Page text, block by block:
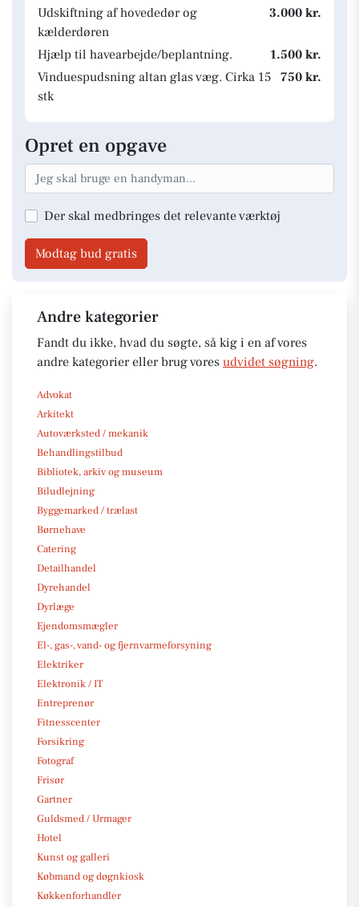
Udskiftning af hovededør og
kælderdøren
3.000 kr.
Hjælp til havearbejde/beplantning.
1.500 kr.
Vinduespudsning altan glas væg. Cirka 15
stk
750 kr.
Opret en opgave
Der skal medbringes det relevante værktøj
Modtag bud gratis
Andre kategorier
Fandt du ikke, hvad du søgte, så kig i en af vores
andre kategorier eller brug vores udvidet søgning.
Advokat
Arkitekt
Autoværksted / mekanik
Behandlingstilbud
Bibliotek, arkiv og museum
Biludlejning
Byggemarked / trælast
Børnehave
Catering
Detailhandel
Dyrehandel
Dyrlæge
Ejendomsmægler
El-, gas-, vand- og fjernvarmeforsyning
Elektriker
Elektronik / IT
Entreprenør
Fitnesscenter
Forsikring
Fotograf
Frisør
Gartner
Guldsmed / Urmager
Hotel
Kunst og galleri
Købmand og døgnkiosk
Køkkenforhandler